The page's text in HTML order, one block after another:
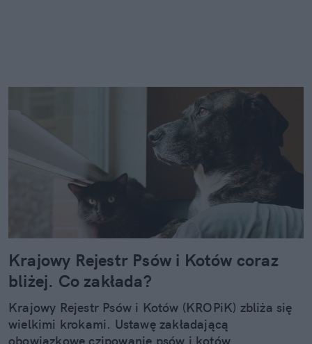
Krajowy Rejestr Psów i Kotów coraz
bliżej. Co zakłada?
Krajowy Rejestr Psów i Kotów (KROPiK) zbliża się
wielkimi krokami. Ustawę zakładającą